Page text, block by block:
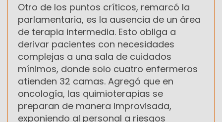
Otro de los puntos críticos, remarcó la
parlamentaria, es la ausencia de un área
de terapia intermedia. Esto obliga a
derivar pacientes con necesidades
complejas a una sala de cuidados
mínimos, donde solo cuatro enfermeros
atienden 32 camas. Agregó que en
oncología, las quimioterapias se
preparan de manera improvisada,
exponiendo al personal a riesgos